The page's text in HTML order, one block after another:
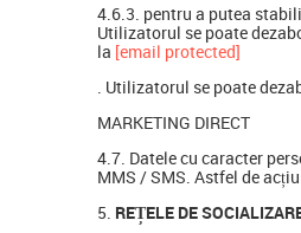
4.6.3. pentru a putea
Utilizatorul se poate
la [email protected]
. Utilizatorul se poate
MARKETING DIRECT
4.7. Datele cu caracter
MMS / SMS. Astfel de
REȚELE DE